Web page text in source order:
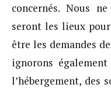
concernés. Nous
seront les lieux
être les demandes
ignorons
l’hébergement, des